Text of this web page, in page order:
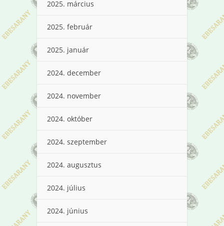
2025. március
2025. február
2025. január
2024. december
2024. november
2024. október
2024. szeptember
2024. augusztus
2024. július
2024. június